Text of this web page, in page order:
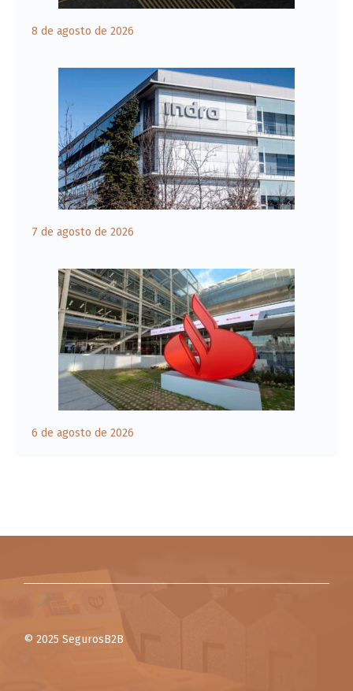
8 de agosto de 2026
7 de agosto de 2026
6 de agosto de 2026
© 2025 SegurosB2B